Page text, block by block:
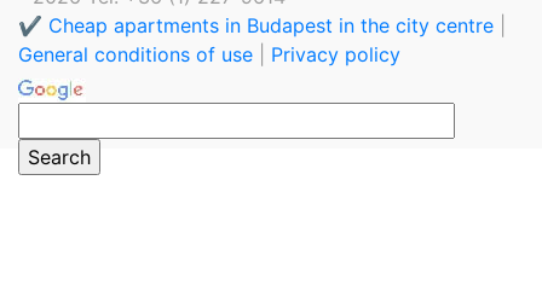
✔️ Cheap apartments in Budapest in the city centre
General conditions of use
Privacy policy